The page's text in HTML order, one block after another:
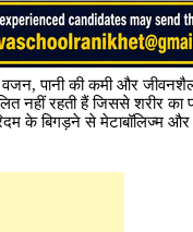
वजन, पानी की कमी और
नहीं रहती हैं जिससे शरीर का
के बिगड़ने से मेटाबॉलिज्म